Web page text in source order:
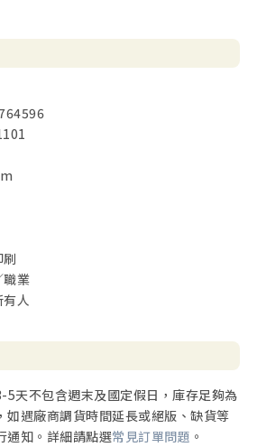
職業
人
5天不包含週末及國定假日，庫存足夠為
如遇廠商調貨時間延長或絕版、缺貨等
通知。詳細請點選常見訂單問題 。